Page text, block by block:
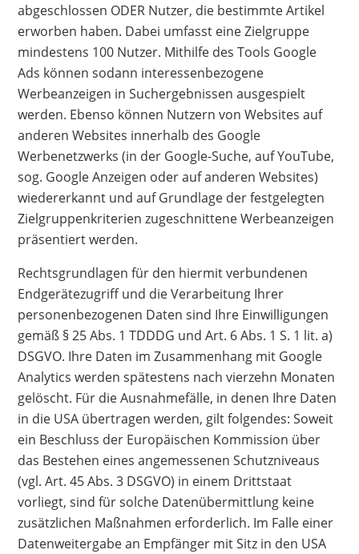
abgeschlossen ODER Nutzer, die bestimmte Artikel
erworben haben. Dabei umfasst eine Zielgruppe
mindestens 100 Nutzer. Mithilfe des Tools Google
Ads können sodann interessenbezogene
Werbeanzeigen in Suchergebnissen ausgespielt
werden. Ebenso können Nutzern von Websites auf
anderen Websites innerhalb des Google
Werbenetzwerks (in der Google-Suche, auf YouTube,
sog. Google Anzeigen oder auf anderen Websites)
wiedererkannt und auf Grundlage der festgelegten
Zielgruppenkriterien zugeschnittene Werbeanzeigen
präsentiert werden.
Rechtsgrundlagen für den hiermit verbundenen
Endgerätezugriff und die Verarbeitung Ihrer
personenbezogenen Daten sind Ihre Einwilligungen
gemäß § 25 Abs. 1 TDDDG und Art. 6 Abs. 1 S. 1 lit. a)
DSGVO. Ihre Daten im Zusammenhang mit Google
Analytics werden spätestens nach vierzehn Monaten
gelöscht. Für die Ausnahmefälle, in denen Ihre Daten
in die USA übertragen werden, gilt folgendes: Soweit
ein Beschluss der Europäischen Kommission über
das Bestehen eines angemessenen Schutzniveaus
(vgl. Art. 45 Abs. 3 DSGVO) in einem Drittstaat
vorliegt, sind für solche Datenübermittlung keine
zusätzlichen Maßnahmen erforderlich. Im Falle einer
Datenweitergabe an Empfänger mit Sitz in den USA